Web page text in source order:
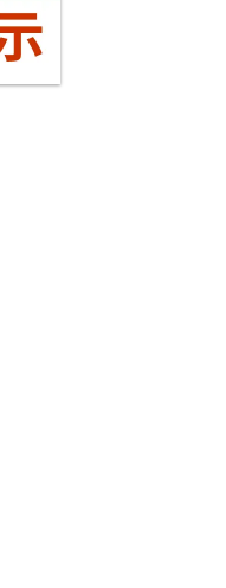
～神戸）
公司・臺灣高鐵・阿